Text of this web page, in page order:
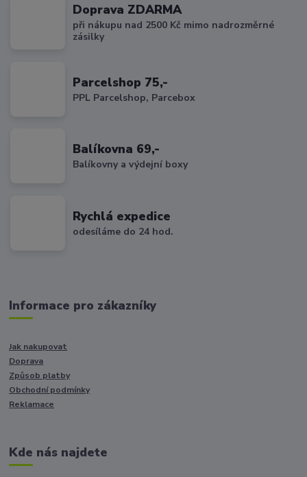
Doprava ZDARMA
při nákupu nad 2500 Kč mimo nadrozměrné
zásilky
Parcelshop 75,-
PPL Parcelshop, Parcebox
Balíkovna 69,-
Balíkovny a výdejní boxy
Rychlá expedice
odesíláme do 24 hod.
Informace pro zákazníky
Jak nakupovat
Doprava
Způsob platby
Obchodní podmínky
Reklamace
Kde nás najdete